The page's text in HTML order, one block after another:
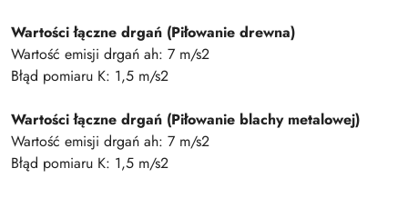
Wartości łączne drgań (Piłowanie drewna)
Wartość emisji drgań ah: 7 m/s2
Błąd pomiaru K: 1,5 m/s2
Wartości łączne drgań (Piłowanie blachy metalowej)
Wartość emisji drgań ah: 7 m/s2
Błąd pomiaru K: 1,5 m/s2